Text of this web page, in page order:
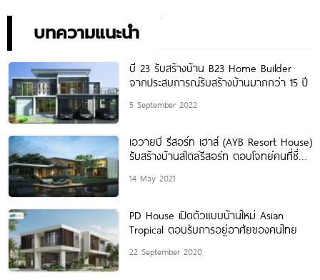
บทความแนะนำ
บี 23 รับสร้างบ้าน B23 Home Builder
จากประสบการณ์รับสร้างบ้านมากกว่า 15 ปี
5 September 2022
เอวายบี รีสอร์ท เฮาส์ (AYB Resort House)
รับสร้างบ้านสไตล์รีสอร์ท ตอบโจทย์คนที่ชื่น
14 May 2021
PD House เปิดตัวแบบบ้านใหม่ Asian
Tropical ตอบรับการอยู่อาศัยของคนไทย
22 September 2020